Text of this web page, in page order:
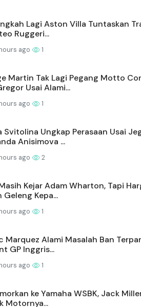
Lagi Aston Villa Tuntaskan
Ruggeri...
ago 1
Martin Tak Lagi Pegang Motto
Usai Alami...
ago 1
Svitolina Ungkap Perasaan Usai
Anisimova ...
ago 2
Kejar Adam Wharton, Tapi
Geleng Kepa...
ago 1
Marquez Alami Masalah Ban
GP Inggris...
ago 1
ke Yamaha WSBK, Jack
Motornya...